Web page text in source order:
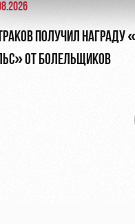
ПОЛУЧИЛ НАГРАДУ
ОТ БОЛЕЛЬЩИКОВ